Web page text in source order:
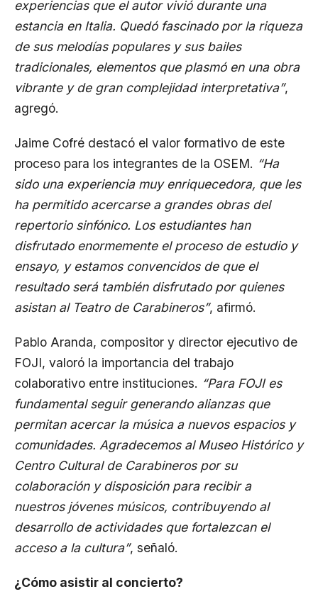
experiencias que el autor vivió durante una
estancia en Italia. Quedó fascinado por la riqueza
de sus melodías populares y sus bailes
tradicionales, elementos que plasmó en una obra
vibrante y de gran complejidad interpretativa”,
agregó.
Jaime Cofré destacó el valor formativo de este
proceso para los integrantes de la OSEM. “Ha
sido una experiencia muy enriquecedora, que les
ha permitido acercarse a grandes obras del
repertorio sinfónico. Los estudiantes han
disfrutado enormemente el proceso de estudio y
ensayo, y estamos convencidos de que el
resultado será también disfrutado por quienes
asistan al Teatro de Carabineros”, afirmó.
Pablo Aranda, compositor y director ejecutivo de
FOJI, valoró la importancia del trabajo
colaborativo entre instituciones. “Para FOJI es
fundamental seguir generando alianzas que
permitan acercar la música a nuevos espacios y
comunidades. Agradecemos al Museo Histórico y
Centro Cultural de Carabineros por su
colaboración y disposición para recibir a
nuestros jóvenes músicos, contribuyendo al
desarrollo de actividades que fortalezcan el
acceso a la cultura”, señaló.
¿Cómo asistir al concierto?